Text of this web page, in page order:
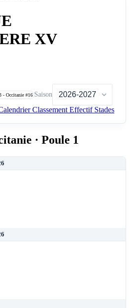
XV
- Occitanie #16 Saison
Classement Effectif Stades
· Poule 1